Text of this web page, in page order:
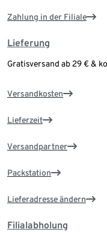
Zahlung in der Filiale
Lieferung
Gratisversand ab 29 € &
Versandkosten
Lieferzeit
Versandpartner
Packstation
Lieferadresse ändern
Filialabholung